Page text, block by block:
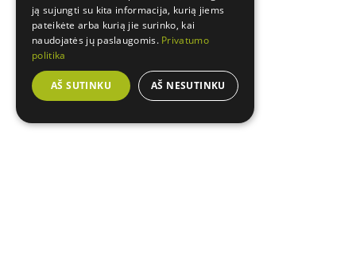
ją sujungti su kita informacija, kurią jiems
pateikėte arba kurią jie surinko, kai
naudojatės jų paslaugomis. Privatumo
politika
AŠ SUTINKU AŠ NESUTINKU